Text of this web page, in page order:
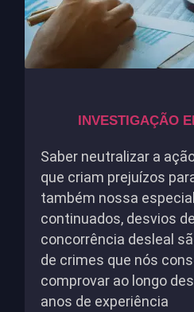
INVESTIGAÇÃO
Saber neutralizar a
que criam prejuízos
também nossa
continuados, desvios
concorrência desleal
de crimes que nós
comprovar ao longo
anos de experiência